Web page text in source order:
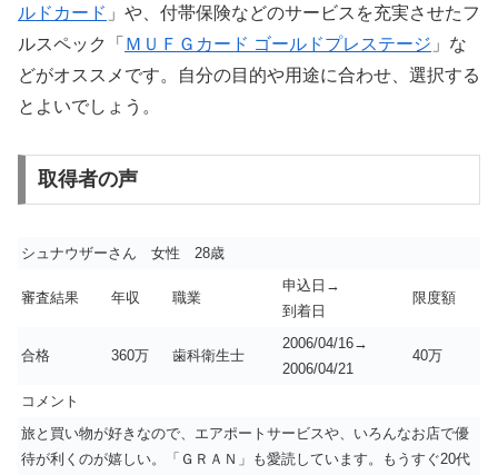
ルドカード 」や、付帯保険などのサービスを充実させたフ
ルスペック「 ＭＵＦＧカード ゴールドプレステージ 」な
どがオススメです。自分の目的や用途に合わせ、選択する
とよいでしょう。
取得者の声
シュナウザーさん 女性 28歳
審査結果 年収 職業
申込日→
到着日
限度額
合格 360万 歯科衛生士
2006/04/16→
2006/04/21
40万
コメント
旅と買い物が好きなので、エアポートサービスや、いろんなお店で優
待が利くのが嬉しい。「ＧＲＡＮ」も愛読しています。もうすぐ20代